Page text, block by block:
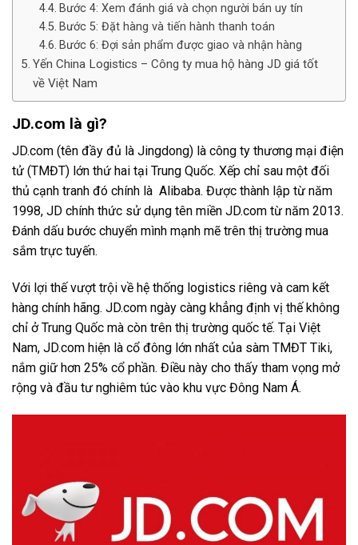
Bước 4: Xem đánh giá và chọn người bán uy tín
Bước 5: Đặt hàng và tiến hành thanh toán
Bước 6: Đợi sản phẩm được giao và nhận hàng
Yến China Logistics – Công ty mua hộ hàng JD giá tốt
về Việt Nam
JD.com là gì?
JD.com (tên đầy đủ là Jingdong) là công ty thương mại điện
tử (TMĐT) lớn thứ hai tại Trung Quốc. Xếp chỉ sau một đối
thủ cạnh tranh đó chính là Alibaba. Được thành lập từ năm
1998, JD chính thức sử dụng tên miền JD.com từ năm 2013.
Đánh dấu bước chuyển mình mạnh mẽ trên thị trường mua
sắm trực tuyến.
Với lợi thế vượt trội về hệ thống logistics riêng và cam kết
hàng chính hãng. JD.com ngày càng khẳng định vị thế không
chỉ ở Trung Quốc mà còn trên thị trường quốc tế. Tại Việt
Nam, JD.com hiện là cổ đông lớn nhất của sàm TMĐT Tiki,
nắm giữ hơn 25% cổ phần. Điều này cho thấy tham vọng mở
rộng và đầu tư nghiêm túc vào khu vực Đông Nam Á.